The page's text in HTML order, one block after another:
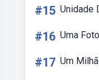
#15 Unidade
#16 Uma
#17 Um